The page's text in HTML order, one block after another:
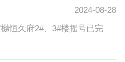
2024-08-28
恒久府2#、3#楼摇号已完